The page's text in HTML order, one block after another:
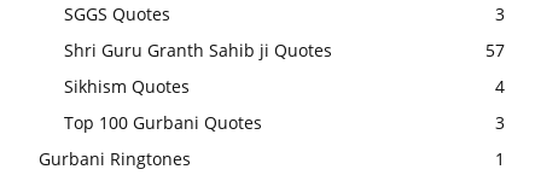
SGGS Quotes
3
Shri Guru Granth Sahib ji Quotes
57
Sikhism Quotes
4
Top 100 Gurbani Quotes
3
Gurbani Ringtones
1